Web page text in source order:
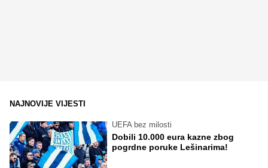
NAJNOVIJE VIJESTI
UEFA bez milosti
Dobili 10.000 eura kazne zbog
pogrdne poruke Lešinarima!